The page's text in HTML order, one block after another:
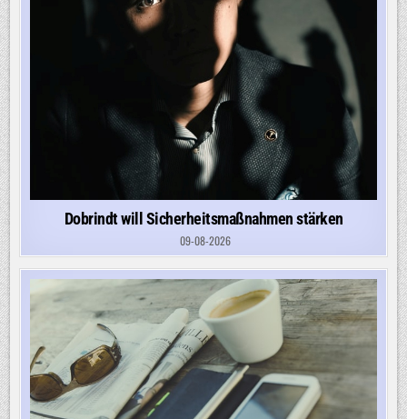
Dobrindt will Sicherheitsmaßnahmen stärken
09-08-2026